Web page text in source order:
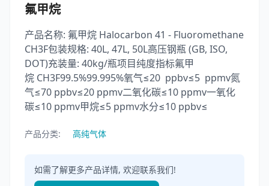
氟甲烷
产品名称: 氟甲烷 Halocarbon 41 - Fluoromethane
CH3F包装规格: 40L, 47L, 50L高压钢瓶 (GB, ISO,
DOT)充装量: 40kg/瓶项目纯度指标氟甲
烷 CH3F99.5%99.995%氧气≤20 ppbv≤5 ppmv氮
气≤70 ppbv≤20 ppmv二氧化碳≤10 ppmv一氧化
碳≤10 ppmv甲烷≤5 ppmv水分≤10 ppbv≤
产品分类: 高纯气体
如需了解更多产品详情, 欢迎联系我们!